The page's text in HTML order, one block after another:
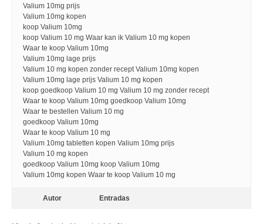
Valium 10mg prijs
Valium 10mg kopen
koop Valium 10mg
koop Valium 10 mg Waar kan ik Valium 10 mg kopen
Waar te koop Valium 10mg
Valium 10mg lage prijs
Valium 10 mg kopen zonder recept Valium 10mg kopen
Valium 10mg lage prijs Valium 10 mg kopen
koop goedkoop Valium 10 mg Valium 10 mg zonder recept
Waar te koop Valium 10mg goedkoop Valium 10mg
Waar te bestellen Valium 10 mg
goedkoop Valium 10mg
Waar te koop Valium 10 mg
Valium 10mg tabletten kopen Valium 10mg prijs
Valium 10 mg kopen
goedkoop Valium 10mg koop Valium 10mg
Valium 10mg kopen Waar te koop Valium 10 mg
Autor Entradas